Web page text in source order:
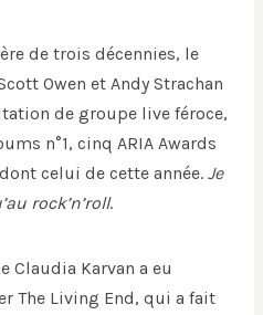
de trois décennies, le
Owen et Andy Strachan
de groupe live féroce,
n°1, cinq ARIA Awards
celui de cette année. Je
rock’n’roll.
Claudia Karvan a eu
The Living End, qui a fait